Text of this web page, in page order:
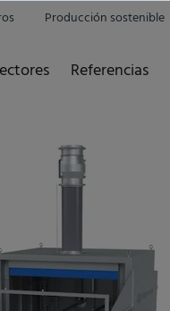
Producción sostenible
Referencias